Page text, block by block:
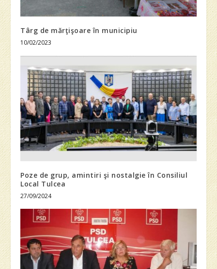
Târg de mărţişoare în municipiu
10/02/2023
Poze de grup, amintiri şi nostalgie în Consiliul
Local Tulcea
27/09/2024